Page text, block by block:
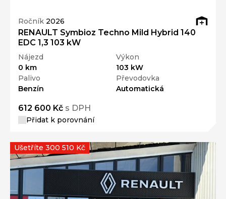
Ročník 2026
RENAULT Symbioz Techno Mild Hybrid 140
EDC 1,3 103 kW
Nájezd
0 km
Výkon
103 kW
Palivo
Benzín
Převodovka
Automatická
612 600 Kč s DPH
Přidat k porovnání
Ušetříte 300 510 Kč